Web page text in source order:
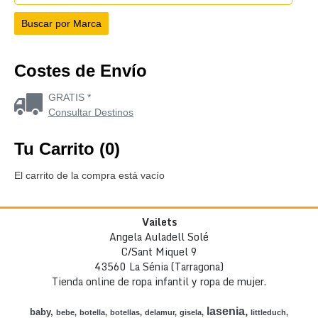
Costes de Envío
GRATIS *
Consultar Destinos
Tu Carrito (0)
El carrito de la compra está vacío
Vailets
Angela Auladell Solé
C/Sant Miquel 9
43560 La Sénia (Tarragona)
Tienda online de ropa infantil y ropa de mujer.
baby bebe botella botellas delamur gisela lasenia littleduch